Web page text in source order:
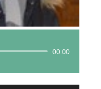
00:00